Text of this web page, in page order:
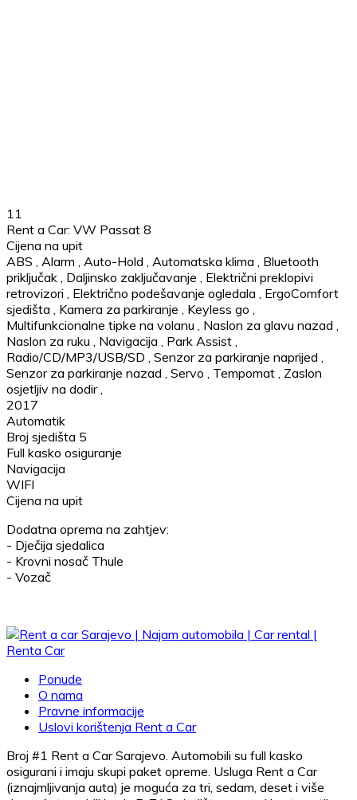
11
Rent a Car: VW Passat 8
Cijena na upit
ABS , Alarm , Auto-Hold , Automatska klima , Bluetooth
priključak , Daljinsko zaključavanje , Električni preklopivi
retrovizori , Električno podešavanje ogledala , ErgoComfort
sjedišta , Kamera za parkiranje , Keyless go ,
Multifunkcionalne tipke na volanu , Naslon za glavu nazad ,
Naslon za ruku , Navigacija , Park Assist ,
Radio/CD/MP3/USB/SD , Senzor za parkiranje naprijed ,
Senzor za parkiranje nazad , Servo , Tempomat , Zaslon
osjetljiv na dodir ,
2017
Automatik
Broj sjedišta 5
Full kasko osiguranje
Navigacija
WIFI
Cijena na upit
Dodatna oprema na zahtjev:
- Dječija sjedalica
- Krovni nosač Thule
- Vozač
Ponude
O nama
Pravne informacije
Uslovi korištenja Rent a Car
Broj #1 Rent a Car Sarajevo. Automobili su full kasko
osigurani i imaju skupi paket opreme. Usluga Rent a Car
(iznajmljivanja auta) je moguća za tri, sedam, deset i više